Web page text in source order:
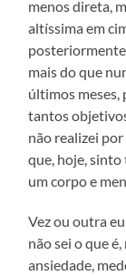
menos direta,
altíssima em
mais do que
últimos meses,
tantos
não realizei
que, hoje, sinto
um corpo e
Vez ou outra
não sei o que
ansiedade,